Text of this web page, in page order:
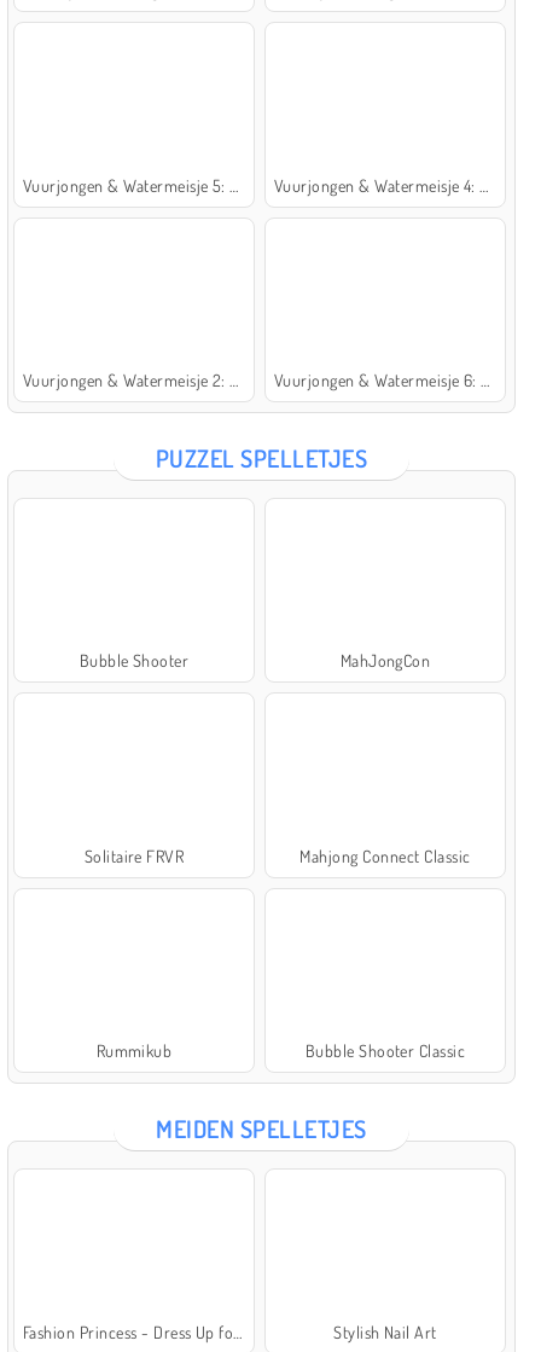
PUZZEL SPELLETJES
Bubble Shooter MahJongCon
Solitaire FRVR Mahjong Connect Classic
Rummikub Bubble Shooter Classic
MEIDEN SPELLETJES
Stylish Nail Art